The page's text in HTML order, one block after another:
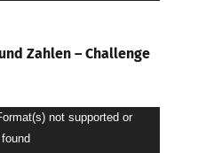
Zahlen – Challenge
not supported or